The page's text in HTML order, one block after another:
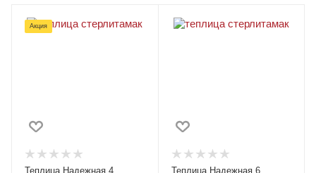
Акция
Теплица Надежная 4
Теплица Надежная 6